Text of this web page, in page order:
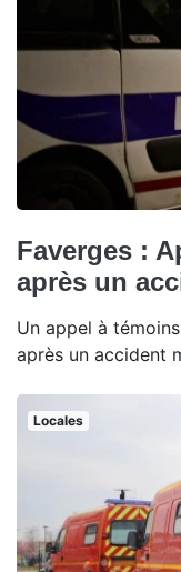
Faverges :
après un
Un appel à
après un accident
Locales